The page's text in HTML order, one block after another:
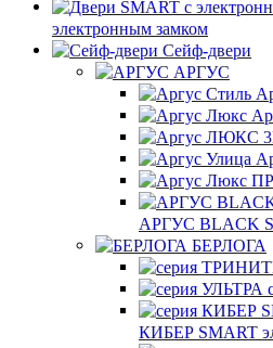
электронным замком
Сейф-двери
АРГУС
АРГУС BLACK
БЕРЛОГА
КИБЕР SMART